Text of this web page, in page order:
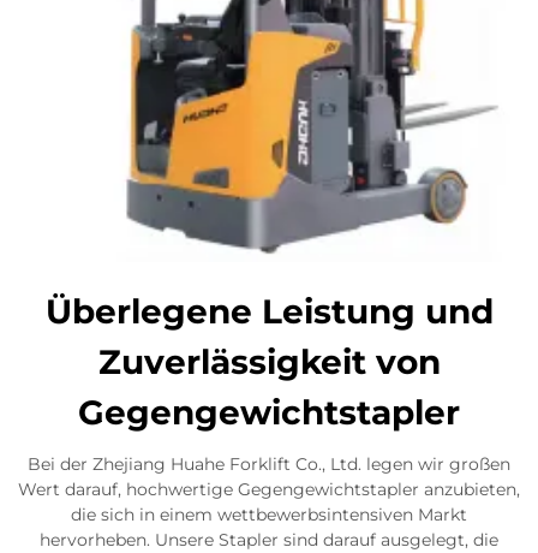
Überlegene Leistung und
Zuverlässigkeit von
Gegengewichtstapler
Bei der Zhejiang Huahe Forklift Co., Ltd. legen wir großen
Wert darauf, hochwertige Gegengewichtstapler anzubieten,
die sich in einem wettbewerbsintensiven Markt
hervorheben. Unsere Stapler sind darauf ausgelegt, die